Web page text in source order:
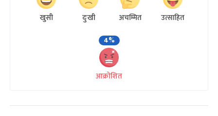
खुसी दुःखी अचम्मित
उत्साहित
4%
आक्रोशित